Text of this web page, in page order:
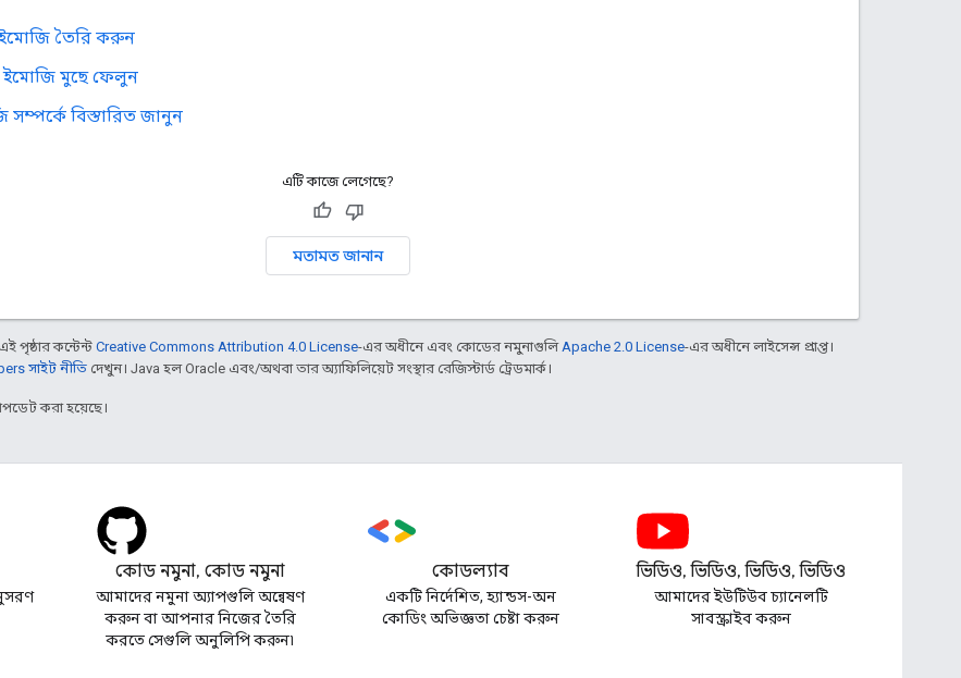
ইমোজি তৈরি করুন
ইমোজি মুছে ফেলুন
সম্পর্কে বিস্তারিত জানুন
এটি কাজে লেগেছে?
মতামত জানান
পৃষ্ঠার কন্টেন্ট Creative Commons Attribution 4.0 License-এর অধীনে এবং কোডের নমুনাগুলি Apache 2.0 License-এর অধীনে লাইসেন্স প্রাপ্ত।
সাইট নীতি দেখুন। Java হল Oracle এবং/অথবা তার অ্যাফিলিয়েট সংস্থার রেজিস্টার্ড ট্রেডমার্ক।
করা হয়েছে।
কোড নমুনা, কোড নমুনা
আমাদের নমুনা অ্যাপগুলি অন্বেষণ
করুন বা আপনার নিজের তৈরি
করতে সেগুলি অনুলিপি করুন৷
কোডল্যাব
একটি নির্দেশিত, হ্যান্ডস-অন
কোডিং অভিজ্ঞতা চেষ্টা করুন
ভিডিও, ভিডিও, ভিডিও, ভিডিও
আমাদের ইউটিউব চ্যানেলটি
সাবস্ক্রাইব করুন